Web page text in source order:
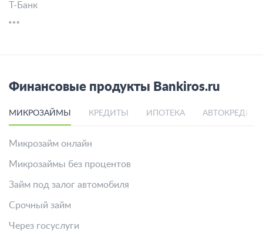
Т-Банк
Финансовые продукты Bankiros.ru
МИКРОЗАЙМЫ КРЕДИТЫ ИПОТЕКА
Микрозайм онлайн
Микрозаймы без процентов
Займ под залог автомобиля
Срочный займ
Через госуслуги